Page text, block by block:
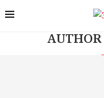
AUTHOR